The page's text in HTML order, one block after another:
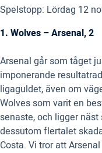
Spelstopp: Lördag 12
1. Wolves – Arsenal, 2
Arsenal går som tåget
imponerande
ligaguldet, även om
Wolves som varit en
senaste, och ligger
dessutom flertalet
Costa. Vi tror att